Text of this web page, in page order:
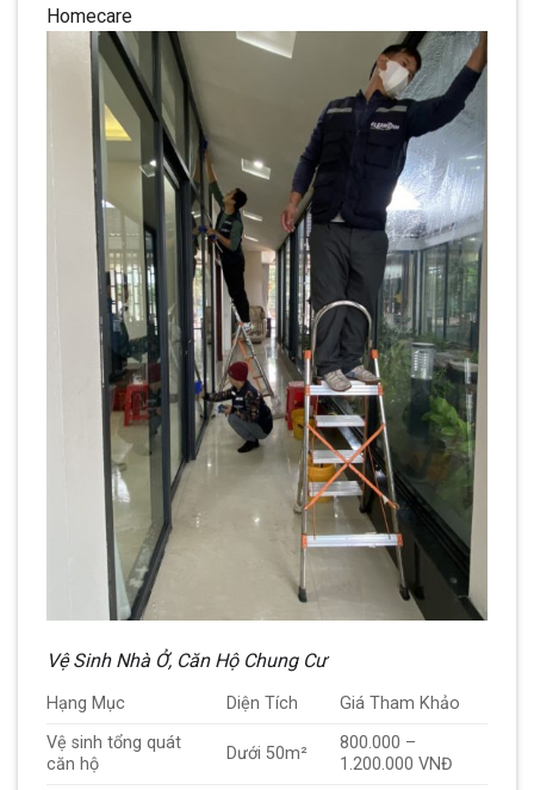
Homecare
Vệ Sinh Nhà Ở, Căn Hộ Chung Cư
Hạng Mục Diện Tích
Giá Tham Khảo
Vệ sinh tổng quát
căn hộ
Dưới 50m²
800.000 –
1.200.000 VNĐ